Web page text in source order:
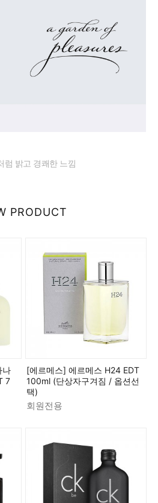
럼 밝고 경쾌한 느낌
PRODUCT
나
7
[에르메스] 에르메스 H24 EDT
100ml (단상자구겨짐 / 옵션선
택)
회원전용